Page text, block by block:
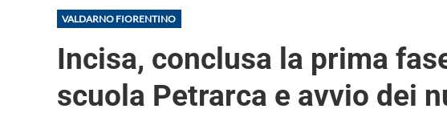
VALDARNO FIORENTINO
Incisa, conclusa la prima
scuola Petrarca e avvio dei